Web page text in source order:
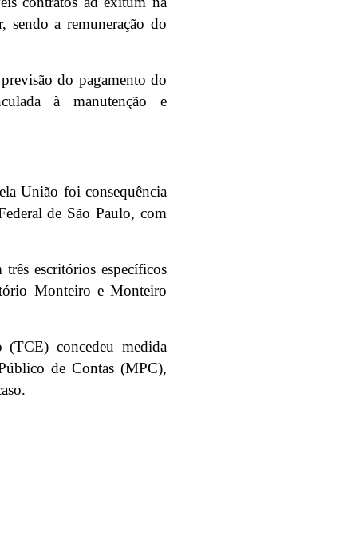
sendo a remuneração do
do pagamento do
à manutenção e
União foi consequência
de São Paulo, com
escritórios específicos
Monteiro e Monteiro
concedeu medida
de Contas (MPC),